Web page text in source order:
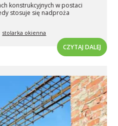
konstrukcyjnych w postaci
stosuje się nadproża
stolarka okienna
CZYTAJ DALEJ